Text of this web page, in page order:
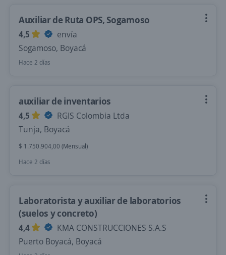
Auxiliar de Ruta OPS, Sogamoso
4,5
envía
Sogamoso, Boyacá
Hace 2 días
auxiliar de inventarios
4,5
RGIS Colombia Ltda
Tunja, Boyacá
$ 1.750.904,00 (Mensual)
Hace 2 días
Laboratorista y auxiliar de laboratorios
(suelos y concreto)
4,4
KMA CONSTRUCCIONES S.A.S
Puerto Boyacá, Boyacá